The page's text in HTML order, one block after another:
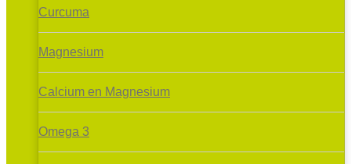
Curcuma
Magnesium
Calcium en Magnesium
Omega 3